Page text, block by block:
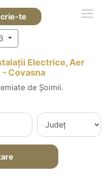
te
Electrice, Aer
Covasna
de Șoimii.